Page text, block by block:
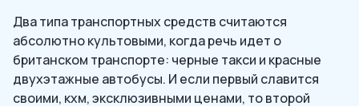
Два типа транспортных средств считаются
абсолютно культовыми, когда речь идет о
британском транспорте: черные такси и красные
двухэтажные автобусы. И если первый славится
своими, кхм, эксклюзивными ценами, то второй